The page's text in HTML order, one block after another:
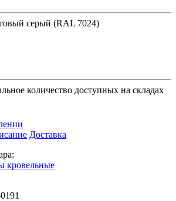
серый (RAL 7024)
количество доступных на складах
Доставка
кровельные